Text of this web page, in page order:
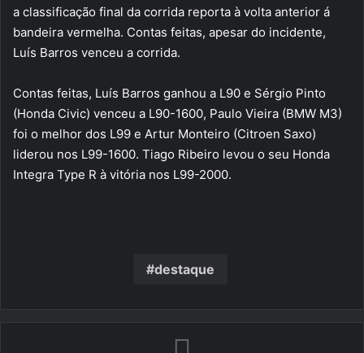
a classificação final da corrida reporta à volta anterior á
bandeira vermelha. Contas feitas, apesar do incidente,
Luís Barros venceu a corrida.
Contas feitas, Luís Barros ganhou a L90 e Sérgio Pinto
(Honda Civic) venceu a L90-1600, Paulo Vieira (BMW M3)
foi o melhor dos L99 e Artur Monteiro (Citroen Saxo)
liderou nos L99-1600. Tiago Ribeiro levou o seu Honda
Integra Type R à vitória nos L99-2000.
destaque